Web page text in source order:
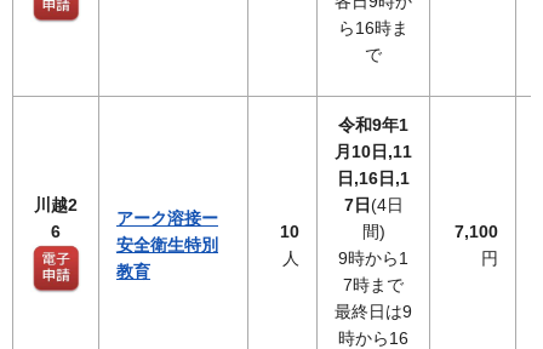
ら16時ま
で
川越2
6
アーク溶接ー
安全衛生特別
教育
10
人
令和9年1
月10日,11
日,16日,1
7日(4日
間)
9時から1
7時まで
最終日は9
時から16
7,100
円